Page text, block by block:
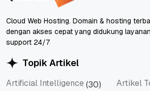
Cloud Web Hosting. Domain & hosting
dengan akses cepat yang didukung layanan
support 24/7
Topik Artikel
Artificial Intelligence (30) Artikel